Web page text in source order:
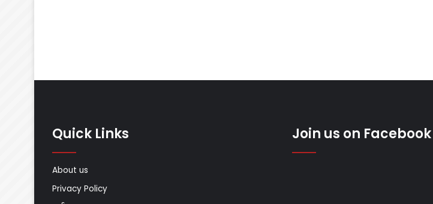
Quick Links
About us
Privacy Policy
Join us on Facebook